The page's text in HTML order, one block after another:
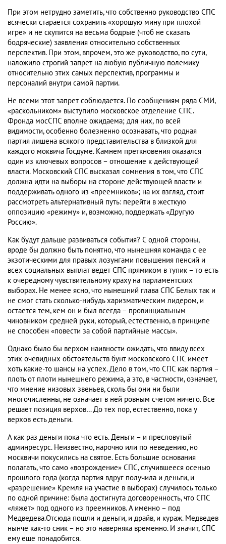
При этом нетрудно заметить, что собственно руководство СПС
всячески старается сохранить «хорошую мину при плохой
игре» и не скупится на весьма бодрые (чтоб не сказать
бодряческие) заявления относительно собственных
перспектив. При этом, впрочем, это же руководство, по сути,
наложило строгий запрет на любую публичную полемику
относительно этих самых перспектив, программы и
персоналий внутри самой партии.
Не всеми этот запрет соблюдается. По сообщениям ряда СМИ,
«раскольником» выступило московское отделение СПС.
Фронда мосСПС вполне ожидаема; для них, по всей
видимости, особенно болезненно осознавать, что родная
партия лишена всякого представительства в близкой для
каждого моквича Госдуме. Камнем преткновения оказался
один из ключевых вопросов – отношение к действующей
власти. Московский СПС высказал сомнения в том, что СПС
должна идти на выборы на стороне действующей власти и
поддерживать одного из «преемников»; на их взгляд, стоит
рассмотреть альтернативный путь: перейти в жесткую
оппозицию «режиму» и, возможно, поддержать «Другую
Россию».
Как будут дальше развиваться события? С одной стороны,
вроде бы должно быть понятно, что нынешняя команда с ее
экзотическими для правых лозунгами повышения пенсий и
всех социальных выплат ведет СПС прямиком в тупик – то есть
к очередному чувствительному краху на парламентских
выборах. Не менее ясно, что нынешний глава СПС Белых так и
не смог стать сколько-нибудь харизматическим лидером, и
остается тем, кем он и был всегда – провинциальным
чиновником средней руки, который, естественно, в принципе
не способен «повести за собой партийные массы».
Однако было бы верхом наивности ожидать, что ввиду всех
этих очевидных обстоятельств бунт московского СПС имеет
хоть какие-то шансы на успех. Дело в том, что СПС как партия –
плоть от плоти нынешнего режима, а это, в частности, означает,
что мнение низовых звеньев, сколь бы они ни были
многочисленны, не означает в ней ровным счетом ничего. Все
решает позиция верхов… До тех пор, естественно, пока у
верхов есть деньги.
А как раз деньги пока что есть. Деньги – и пресловутый
админресурс. Неизвестно, нарочно или по неведению, но
москвичи покусились на святое. Есть большие основания
полагать, что само «возрождение» СПС, случившееся осенью
прошлого года (когда партия вдруг получила и деньги, и
«разрешение» Кремля на участие в выборах) случилось только
по одной причине: была достигнута договоренность, что СПС
«ляжет» под одного из преемников. А именно – под
Медведева.Отсюда пошли и деньги, и драйв, и кураж. Медведев
нынче как-то сник – но это наверняка временно. И значит, СПС
ему еще понадобится.